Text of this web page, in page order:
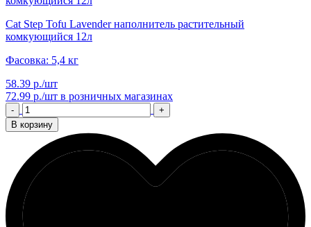
Cat Step Tofu Lavender наполнитель растительный
комкующийся 12л
Фасовка: 5,4 кг
58.39 р./шт
72.99 р./шт в розничных магазинах
-
+
В корзину